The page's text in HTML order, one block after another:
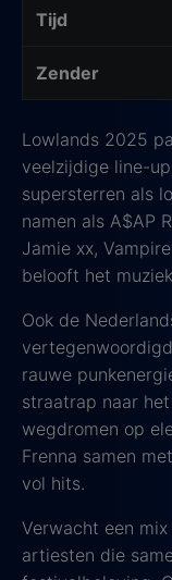
Tijd
Zender
Lowlands 2025
veelzijdige line-
supersterren als
namen als A$AP
Jamie xx,
belooft het
Ook de
rauwe
straatrap naar
wegdromen op
Frenna samen
vol hits.
Verwacht een
artiesten die